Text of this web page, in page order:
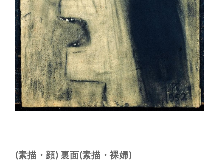
(素描・顔) 裏面(素描・裸婦)